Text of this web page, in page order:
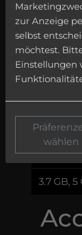
3.7 GB,
zur Anzeige
selbst
möchtest.
Einstellungen
wählen